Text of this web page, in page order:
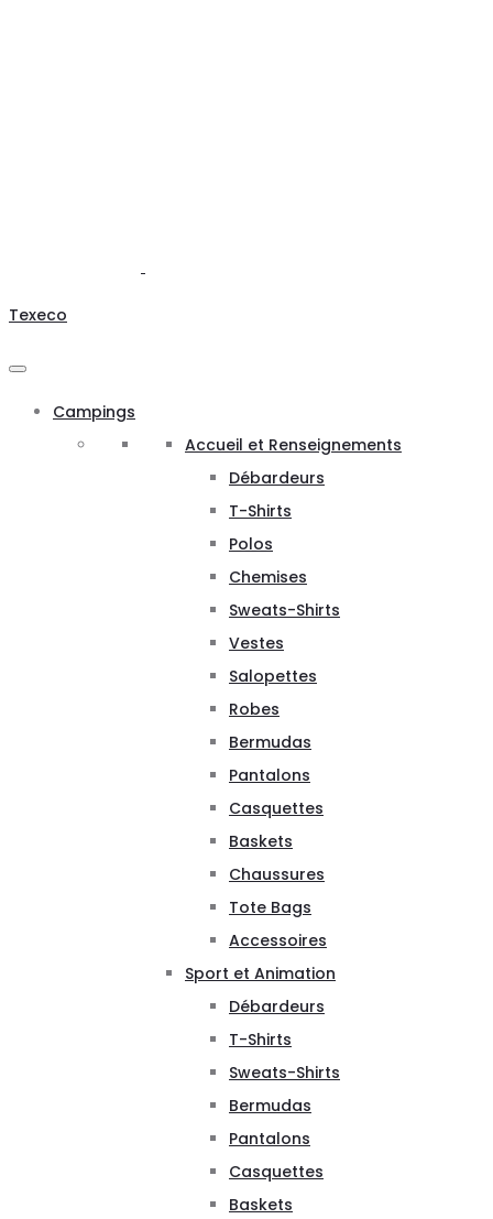
Texeco
Campings
Accueil et Renseignements
Débardeurs
T-Shirts
Polos
Chemises
Sweats-Shirts
Vestes
Salopettes
Robes
Bermudas
Pantalons
Casquettes
Baskets
Chaussures
Tote Bags
Accessoires
Sport et Animation
Débardeurs
T-Shirts
Sweats-Shirts
Bermudas
Pantalons
Casquettes
Baskets